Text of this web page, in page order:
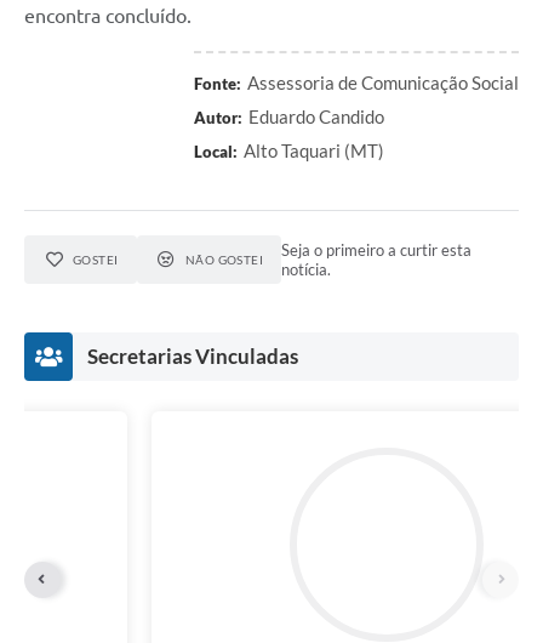
encontra concluído.
Fonte: Assessoria de Comunicação Social
Autor: Eduardo Candido
Local: Alto Taquari (MT)
GOSTEI NÃO GOSTEI
Seja o primeiro a curtir esta
notícia.
Secretarias Vinculadas